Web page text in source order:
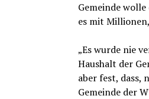
Gemeinde
es mit
„Es wurde nie
Haushalt der
aber fest, dass,
Gemeinde der